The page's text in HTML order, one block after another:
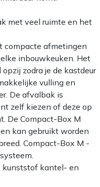
met veel ruimte en het
compacte afmetingen
inbouwkeuken. Het
zodra je de kastdeur
vulling en
De afvalbak is
zelf kiezen of deze op
De Compact-Box M
kan gebruikt worden
Compact-Box M -
kunststof kantel- en